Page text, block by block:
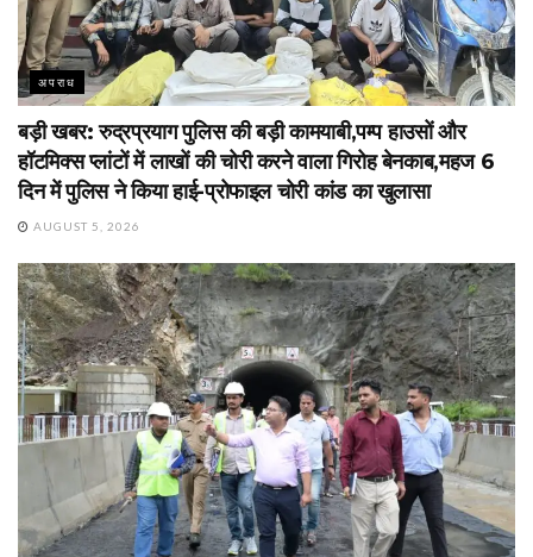
अपराध
बड़ी खबर: रुद्रप्रयाग पुलिस की बड़ी कामयाबी,पम्प हाउसों और
हॉटमिक्स प्लांटों में लाखों की चोरी करने वाला गिरोह बेनकाब,महज 6
दिन में पुलिस ने किया हाई-प्रोफाइल चोरी कांड का खुलासा
AUGUST 5, 2026